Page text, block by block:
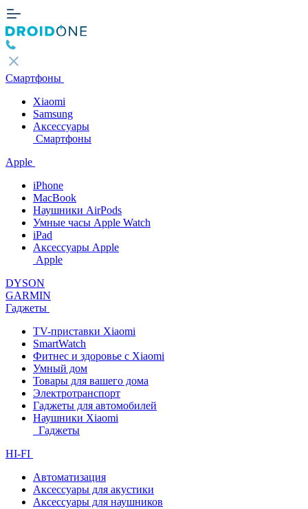
Смартфоны
Xiaomi
Samsung
Аксессуары
Смартфоны
Apple
iPhone
MacBook
Наушники AirPods
Умные часы Apple Watch
iPad
Аксессуары Apple
Apple
DYSON
GARMIN
Гаджеты
TV-приставки Xiaomi
SmartWatch
Фитнес и здоровье с Xiaomi
Умный дом
Товары для вашего дома
Электротранспорт
Гаджеты для автомобилей
Наушники Xiaomi
Гаджеты
HI-FI
Автоматизация
Аксессуары для акустики
Аксессуары для наушников